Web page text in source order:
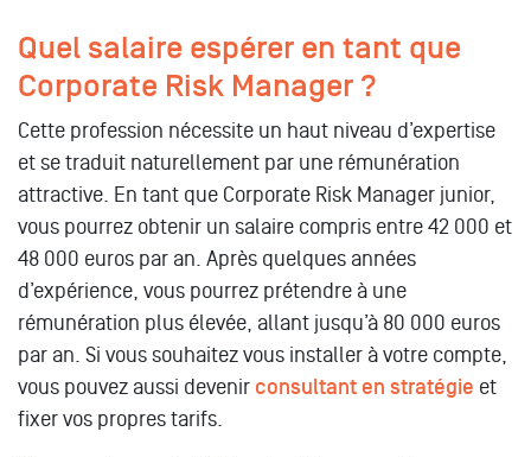
Quel salaire espérer en tant que
Corporate Risk Manager ?
Cette profession nécessite un haut niveau d’expertise
et se traduit naturellement par une rémunération
attractive. En tant que Corporate Risk Manager junior,
vous pourrez obtenir un salaire compris entre 42 000 et
48 000 euros par an. Après quelques années
d’expérience, vous pourrez prétendre à une
rémunération plus élevée, allant jusqu’à 80 000 euros
par an. Si vous souhaitez vous installer à votre compte,
vous pouvez aussi devenir consultant en stratégie et
fixer vos propres tarifs.